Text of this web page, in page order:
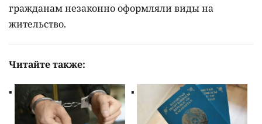
гражданам незаконно оформляли виды на
жительство.
Читайте также: